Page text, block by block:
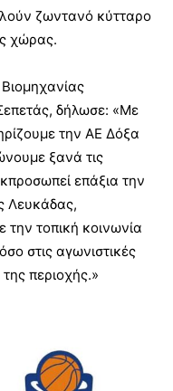
ζωντανό κύτταρο
χώρας.
δήλωσε: «Με
την ΑΕ Δόξα
ξανά τις
επάξια την
Λευκάδας,
την τοπική κοινωνία
στις αγωνιστικές
περιοχής.»